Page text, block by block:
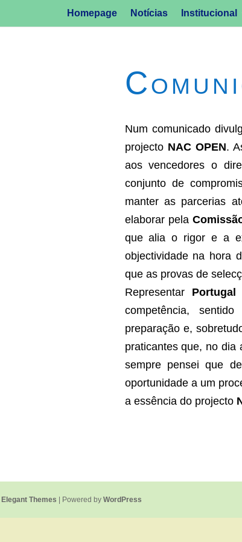
Homepage Notícias Institucional
Num comunicado
projecto NAC OPEN.
aos vencedores o
conjunto de
manter as parcerias
elaborar pela
que alia o rigor e a
objectividade na hora
que as provas de
Representar Portugal
competência,
preparação e,
praticantes que, no dia
sempre pensei que
oportunidade a um
a essência do projecto
Elegant Themes | Powered byWordPress